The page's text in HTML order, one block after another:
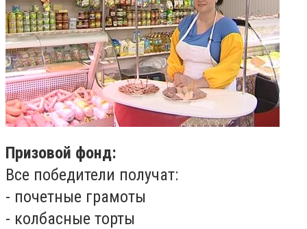
Призовой фонд:
Все победители получат:
- почетные грамоты
- колбасные торты